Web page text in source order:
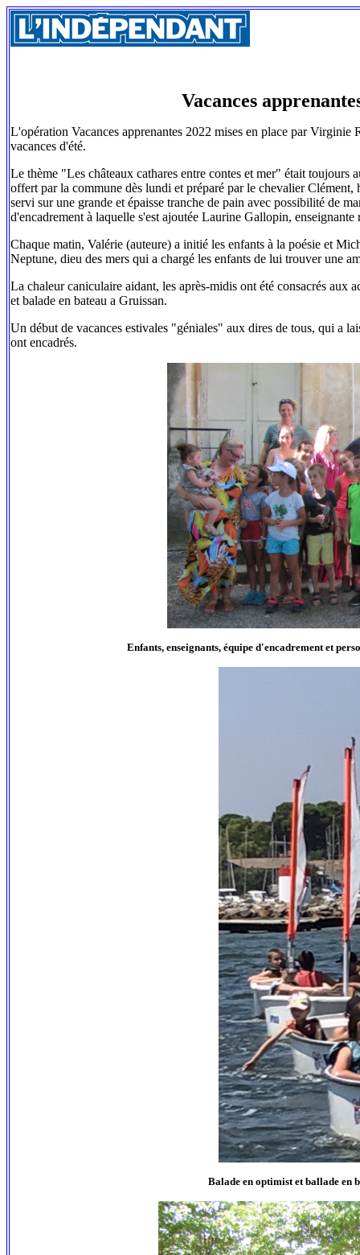
Vacances
L'opération Vacances apprenantes 2022 mises en place par
vacances d'été.
Le thème "Les châteaux cathares entre contes et mer" était toujours
offert par la commune dès lundi et préparé par le chevalier
servi sur une grande et épaisse tranche de pain avec possibilité de
d'encadrement à laquelle s'est ajoutée Laurine Gallopin,
Chaque matin, Valérie (auteure) a initié les enfants à la poésie et
Neptune, dieu des mers qui a chargé les enfants de lui trouver une
La chaleur caniculaire aidant, les après-midis ont été consacrés
et balade en bateau a Gruissan.
Un début de vacances estivales "géniales" aux dires de tous, qui a
ont encadrés.
Enfants, enseignants, équipe d'encadrement et
Balade en optimist et ballade en